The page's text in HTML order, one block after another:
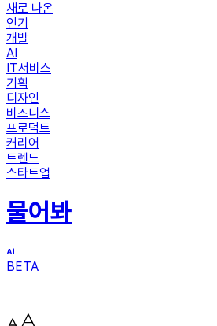
새로 나온
인기
개발
AI
IT서비스
기획
디자인
비즈니스
프로덕트
커리어
트렌드
스타트업
물어봐
BETA